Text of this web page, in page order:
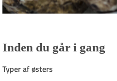
Inden du går i gang
Typer af østers